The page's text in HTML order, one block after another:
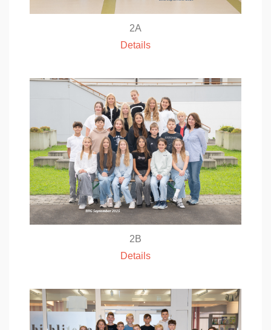
2A
Details
2B
Details